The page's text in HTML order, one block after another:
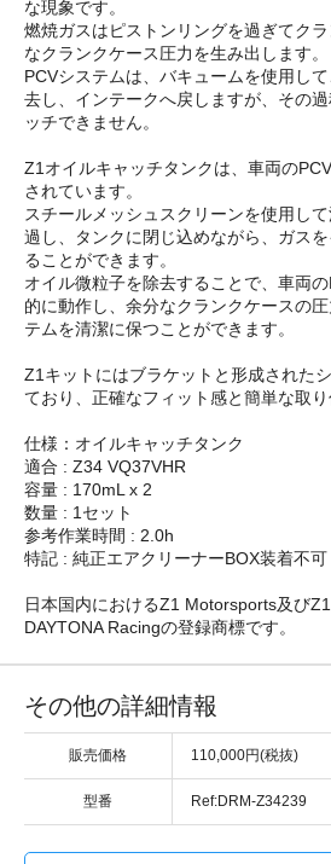
な現象です。
燃焼ガスはピストンリングを過ぎてク
なクランクケース圧力を生み出します。
PCVシステムは、バキュームを使用し
去し、インテークへ戻しますが、その
ッチできません。
Z1オイルキャッチタンクは、車両の
されています。
スチールメッシュスクリーンを使用し
過し、タンクに閉じ込めながら、ガス
ることができます。
オイル微粒子を除去することで、車両
的に動作し、余分なクランクケースの
テムを清潔に保つことができます。
Z1キットにはブラケットと形成された
ており、正確なフィット感と簡単な取り
仕様：オイルキャッチタンク
適合 : Z34 VQ37VHR
容量 : 170mL x 2
数量 : 1セット
参考作業時間 : 2.0h
特記 : 純正エアクリーナーBOX装着不可
日本国内におけるZ1 Motorsports及びZ1
DAYTONA Racingの登録商標です。
その他の詳細情報
販売価格 110,000円(税抜)
型番 Ref:DRM-Z34239